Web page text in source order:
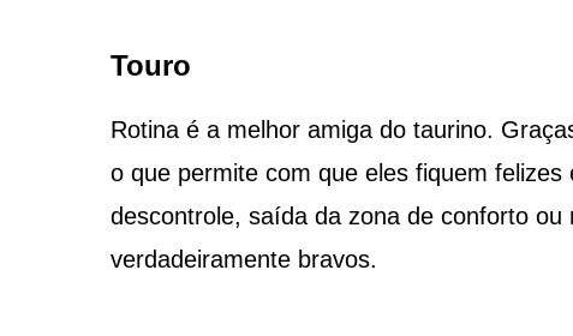
Touro
Rotina é a melhor amiga do taurino.
o que permite com que eles fiquem
descontrole, saída da zona de conforto
verdadeiramente bravos.